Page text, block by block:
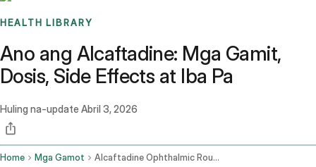
HEALTH LIBRARY
Ano ang Alcaftadine: Mga Gamit,
Dosis, Side Effects at Iba Pa
Huling na-update Abril 3, 2026
Home Mga Gamot Alcaftadine Ophthalmic Route